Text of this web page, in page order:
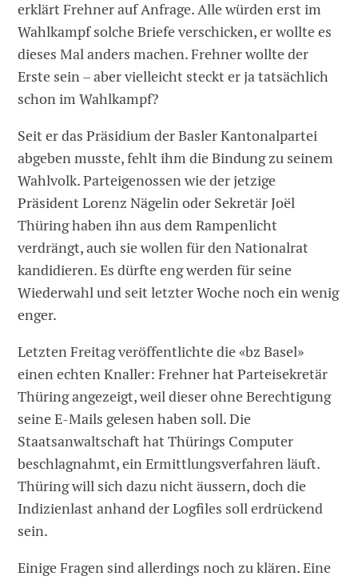
erklärt Frehner auf Anfrage. Alle würden erst im
Wahlkampf solche Briefe verschicken, er wollte es
dieses Mal anders machen. Frehner wollte der
Erste sein – aber vielleicht steckt er ja tatsächlich
schon im Wahlkampf?
Seit er das Präsidium der Basler Kantonalpartei
abgeben musste, fehlt ihm die Bindung zu seinem
Wahlvolk. Parteigenossen wie der jetzige
Präsident Lorenz Nägelin oder Sekretär Joël
Thüring haben ihn aus dem Rampenlicht
verdrängt, auch sie wollen für den Nationalrat
kandidieren. Es dürfte eng werden für seine
Wiederwahl und seit letzter Woche noch ein wenig
enger.
Letzten Freitag veröffentlichte die «bz Basel»
einen echten Knaller: Frehner hat Parteisekretär
Thüring angezeigt, weil dieser ohne Berechtigung
seine E-Mails gelesen haben soll. Die
Staatsanwaltschaft hat Thürings Computer
beschlagnahmt, ein Ermittlungsverfahren läuft.
Thüring will sich dazu nicht äussern, doch die
Indizienlast anhand der Logfiles soll erdrückend
sein.
Einige Fragen sind allerdings noch zu klären. Eine